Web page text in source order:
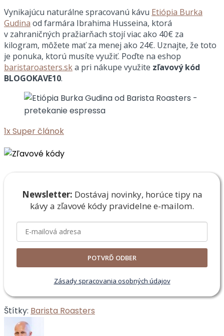
Vynikajúcu naturálne spracovanú kávu Etiópia Burka
Gudina od farmára Ibrahima Husseina, ktorá
v zahraničných pražiarňach stojí viac ako 40€ za
kilogram, môžete mať za menej ako 24€. Uznajte, že toto
je ponuka, ktorú musíte využiť. Poďte na eshop
baristaroasters.ska pri nákupe využite zľavový kód
BLOGOKAVE10.
1xSuper článok
Newsletter: Dostávaj novinky, horúce tipy na
kávy a zľavové kódy pravidelne e-mailom.
POTVRĎ ODBER
Zásady spracovania osobných údajov
Štítky: Barista Roasters